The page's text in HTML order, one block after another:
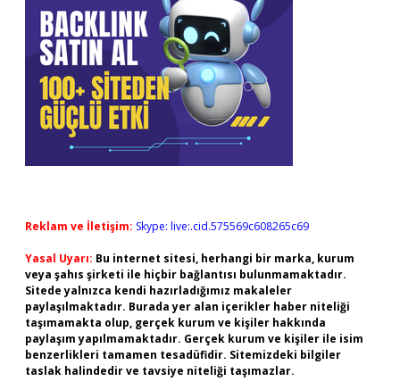
Reklam ve İletişim: Skype: live:.cid.575569c608265c69
Yasal Uyarı: Bu internet sitesi, herhangi bir marka, kurum
veya şahıs şirketi ile hiçbir bağlantısı bulunmamaktadır.
Sitede yalnızca kendi hazırladığımız makaleler
paylaşılmaktadır. Burada yer alan içerikler haber niteliği
taşımamakta olup, gerçek kurum ve kişiler hakkında
paylaşım yapılmamaktadır. Gerçek kurum ve kişiler ile isim
benzerlikleri tamamen tesadüfidir. Sitemizdeki bilgiler
taslak halindedir ve tavsiye niteliği taşımazlar.